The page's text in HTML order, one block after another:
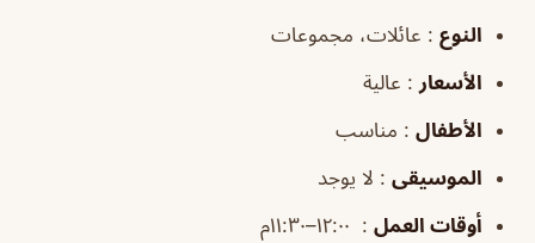
النوع : عائلات، مجموعات
الأسعار : عالية
الأطفال : مناسب
الموسيقى : لا يوجد
أوقات العمل : ١٢:٠٠–١١:٣٠م